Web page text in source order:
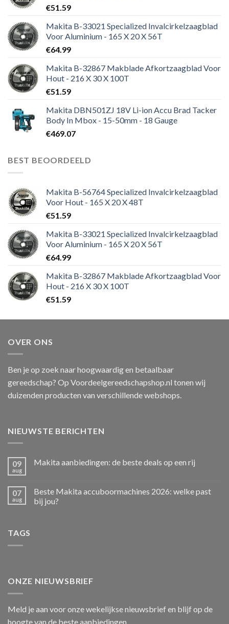
€51.59
Makita B-33021 Specialized Invalcirkelzaagblad
Voor Aluminium - 165 X 20 X 56T
€64.99
Makita B-32867 Makblade Afkortzaagblad Voor
Hout - 216 X 30 X 100T
€51.59
Makita DBN501ZJ 18V Li-ion Accu Brad Tacker
Body In Mbox - 15-50mm - 18 Gauge
€469.07
BEST BEOORDEELD
Makita B-56764 Specialized Invalcirkelzaagblad
Voor Hout - 165 X 20 X 48T
€51.59
Makita B-33021 Specialized Invalcirkelzaagblad
Voor Aluminium - 165 X 20 X 56T
€64.99
Makita B-32867 Makblade Afkortzaagblad Voor
Hout - 216 X 30 X 100T
€51.59
OVER ONS
Ben je op zoek naar hoogwaardig en betaalbaar
gereedschap? Op Voordeelgereedschapshop.nl tonen wij
duizenden producten van verschillende webshops.
NIEUWSTE BERICHTEN
09
aug
Makita aanbiedingen: de beste deals op een rij
07
aug
Beste Makita accuboormachines 2026: welke past
bij jou?
TAGS
ONZE NIEUWSBRIEF
Meld je aan voor onze wekelijkse nieuwsbrief en blijf op de
hoogte van de beste aanbiedingen.